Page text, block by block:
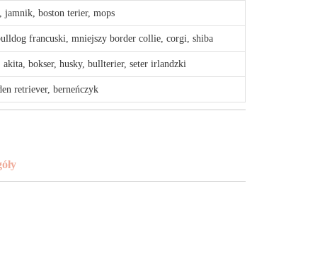
jamnik, boston terier, mops
francuski, mniejszy border collie, corgi, shiba
akita, bokser, husky, bullterier, seter irlandzki
retriever, berneńczyk